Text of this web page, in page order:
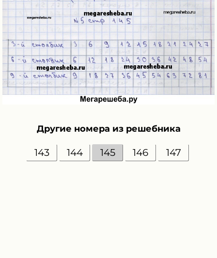
Другие номера из решебника
143 144 145 146 147